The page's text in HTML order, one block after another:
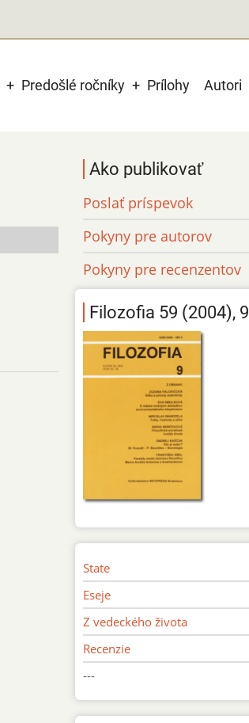
Predošlé ročníky Prílohy Autori
Ako publikovať
Poslať príspevok
Pokyny pre autorov
Pokyny pre recenzentov
Filozofia 59 (2004), 9
State
Eseje
Z vedeckého života
Recenzie
---